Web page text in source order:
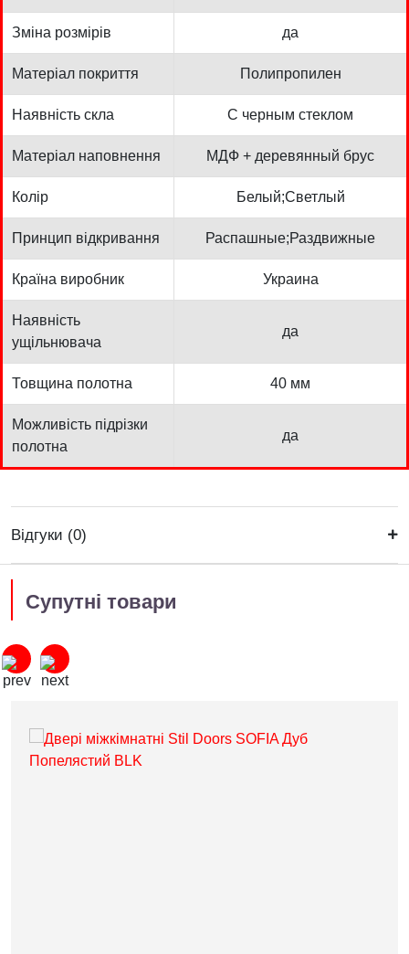
Зміна розмірів да
Матеріал покриття Полипропилен
Наявність скла С черным стеклом
Матеріал наповнення МДФ + деревянный брус
Колір Белый;Светлый
Принцип відкривання Распашные;Раздвижные
Країна виробник Украина
Наявність
ущільнювача
да
Товщина полотна 40 мм
Можливість підрізки
полотна
да
Відгуки (0)
Супутні товари